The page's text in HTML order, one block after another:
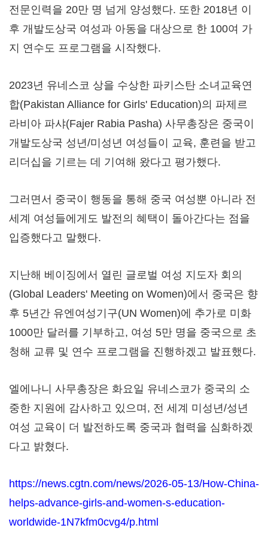
전문인력을 20만 명 넘게 양성했다. 또한 2018년 이
후 개발도상국 여성과 아동을 대상으로 한 100여 가
지 연수도 프로그램을 시작했다.
2023년 유네스코 상을 수상한 파키스탄 소녀교육연
합(Pakistan Alliance for Girls' Education)의 파제르
라비아 파샤(Fajer Rabia Pasha) 사무총장은 중국이
개발도상국 성년/미성년 여성들이 교육, 훈련을 받고
리더십을 기르는 데 기여해 왔다고 평가했다.
그러면서 중국이 행동을 통해 중국 여성뿐 아니라 전
세계 여성들에게도 발전의 혜택이 돌아간다는 점을
입증했다고 말했다.
지난해 베이징에서 열린 글로벌 여성 지도자 회의
(Global Leaders' Meeting on Women)에서 중국은 향
후 5년간 유엔여성기구(UN Women)에 추가로 미화
1000만 달러를 기부하고, 여성 5만 명을 중국으로 초
청해 교류 및 연수 프로그램을 진행하겠고 발표했다.
엘에나니 사무총장은 화요일 유네스코가 중국의 소
중한 지원에 감사하고 있으며, 전 세계 미성년/성년
여성 교육이 더 발전하도록 중국과 협력을 심화하겠
다고 밝혔다.
https://news.cgtn.com/news/2026-05-13/How-China-
helps-advance-girls-and-women-s-education-
worldwide-1N7kfm0cvg4/p.html